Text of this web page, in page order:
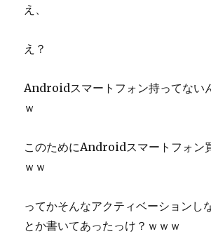
え、
え？
Androidスマートフォン持ってない
ｗ
このためにAndroidスマートフォン
ｗｗ
ってかそんなアクティベーションし
とか書いてあったっけ？ｗｗｗ